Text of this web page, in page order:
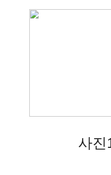
사진1. 포